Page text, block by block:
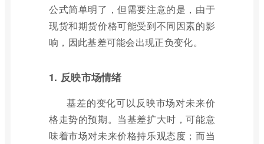
公式简单明了，但需要注意的是，由于
现货和期货价格可能受到不同因素的影
响，因此基差可能会出现正负变化。
1. 反映市场情绪
基差的变化可以反映市场对未来价
格走势的预期。当基差扩大时，可能意
味着市场对未来价格持乐观态度；而当